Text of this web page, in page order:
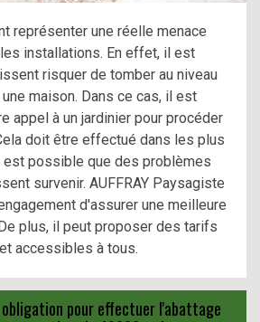
représenter une réelle menace
installations. En effet, il est
risquer de tomber au niveau
maison. Dans ce cas, il est
appel à un jardinier pour procéder
doit être effectué dans les plus
est possible que des problèmes
survenir. AUFFRAY Paysagiste
d'assurer une meilleure
plus, il peut proposer des tarifs
accessibles à tous.
obligation pour effectuer l'abattage